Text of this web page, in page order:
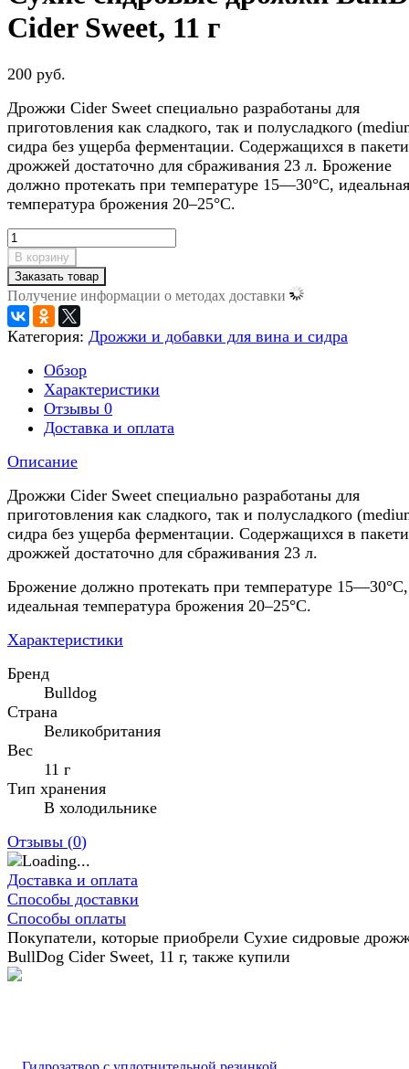
Cider Sweet, 11 г
200 руб.
Дрожжи Cider Sweet специально разработаны для
приготовления как сладкого, так и полусладкого
сидра без ущерба ферментации. Содержащихся в
дрожжей достаточно для сбраживания 23 л. Брожение
должно протекать при температуре 15—30°C, идеальная
температура брожения 20–25°C.
В корзину
Заказать товар
Получение информации о методах доставки
Категория: Дрожжи и добавки для вина и сидра
Обзор
Характеристики
Отзывы 0
Доставка и оплата
Описание
Дрожжи Cider Sweet специально разработаны для
приготовления как сладкого, так и полусладкого
сидра без ущерба ферментации. Содержащихся в
дрожжей достаточно для сбраживания 23 л.
Брожение должно протекать при температуре 15—30°C,
идеальная температура брожения 20–25°C.
Характеристики
Бренд
Bulldog
Страна
Великобритания
Вес
11 г
Тип хранения
В холодильнике
Отзывы (0)
Доставка и оплата
Способы доставки
Способы оплаты
Покупатели, которые приобрели Сухие сидровые
BullDog Cider Sweet, 11 г, также купили